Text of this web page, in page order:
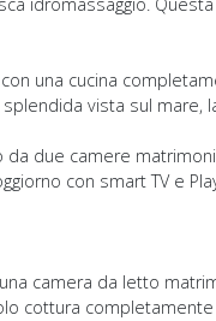
con una cucina
vista sul mare,
due camere
con smart TV e
camera da letto
cottura